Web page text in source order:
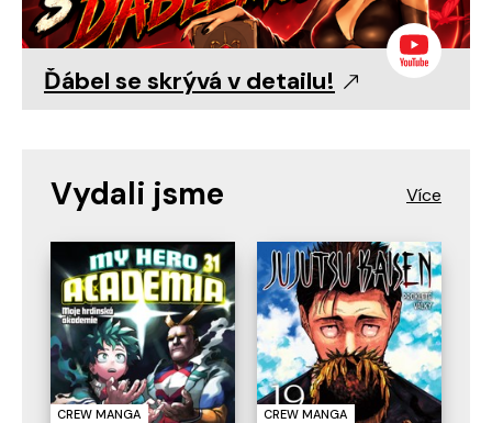
Ďábel se skrývá v detailu!
Vydali jsme
CREW MANGA
CREW MANGA